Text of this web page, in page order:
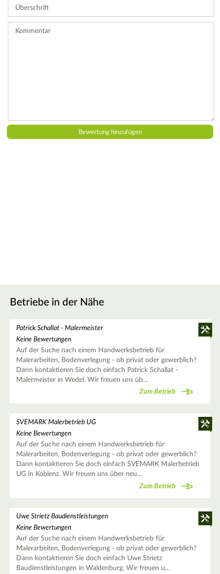
eine
Betriebe in der Nähe
Patrick Schallat - Malermeister
Keine Bewertungen
Auf der Suche nach einem Handwerksbetrieb für
Malerarbeiten, Bodenverlegung - ob privat oder gewerblich?
Dann kontaktieren Sie doch einfach Patrick Schallat -
Malermeister in Wedel. Wir freuen uns üb…
Zum Betrieb
SVEMARK Malerbetrieb UG
Keine Bewertungen
Auf der Suche nach einem Handwerksbetrieb für
Malerarbeiten, Bodenverlegung - ob privat oder gewerblich?
Dann kontaktieren Sie doch einfach SVEMARK Malerbetrieb
UG in Koblenz. Wir freuen uns über neu…
Zum Betrieb
Uwe Strietz Baudienstleistungen
Keine Bewertungen
Auf der Suche nach einem Handwerksbetrieb für
Malerarbeiten, Bodenverlegung - ob privat oder gewerblich?
Dann kontaktieren Sie doch einfach Uwe Strietz
Baudienstleistungen in Waldenburg. Wir freuen u…